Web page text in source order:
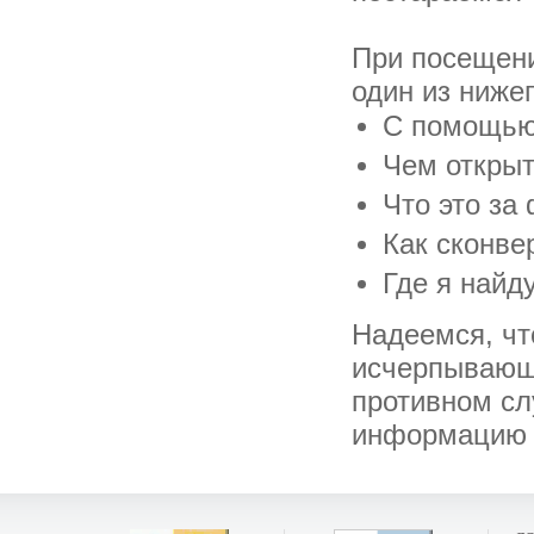
При
один из
С помощью
Чем
Что это
Как
Где я
Надеемся,
противном
информацию